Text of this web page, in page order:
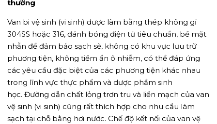
thường
Van bi vệ sinh (vi sinh) được làm bằng thép không gỉ
304SS hoặc 316, đánh bóng điện tử tiêu chuẩn, bề mặt
nhẵn để đảm bảo sạch sẽ, không có khu vực lưu trữ
phương tiện, không tiềm ẩn ô nhiễm, có thể đáp ứng
các yêu cầu đặc biệt của các phương tiện khác nhau
trong lĩnh vực thực phẩm và dược phẩm sinh
học. Đường dẫn chất lỏng trơn tru và liền mạch của van
vệ sinh (vi sinh) cũng rất thích hợp cho nhu cầu làm
sạch tại chỗ bằng hơi nước. Chế độ kết nối của van vệ